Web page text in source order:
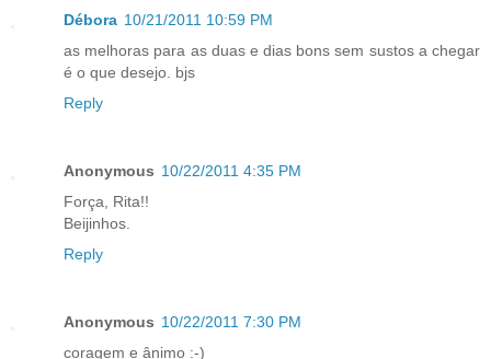
Débora 10/21/2011 10:59 PM
as melhoras para as duas e dias bons sem sustos a chegar
é o que desejo. bjs
Reply
Anonymous 10/22/2011 4:35 PM
Força, Rita!!
Beijinhos.
Reply
Anonymous 10/22/2011 7:30 PM
coragem e ânimo :-)